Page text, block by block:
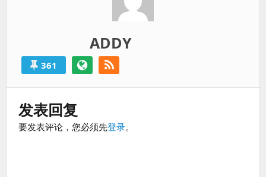
ADDY
361
发表回复
要发表评论，您必须先登录。